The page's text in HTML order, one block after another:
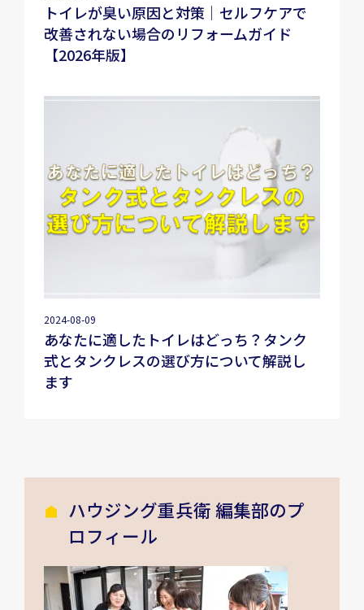
トイレが臭い原因と対策｜セルフケアで
改善されない場合のリフォームガイド
【2026年版】
2024-08-09
あなたに適したトイレはどっち？タンク
式とタンクレスの選び方について解説し
ます
ハウジング重兵衛 編集部のプ
ロフィール